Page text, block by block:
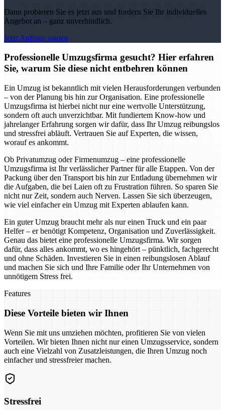
Dann probieren Sie es jetzt aus und fordern Sie Ihr individuelles
Angebot an – ganz unverbindlich.
Jetzt Anfrage starten
Professionelle Umzugsfirma gesucht? Hier erfahren
Sie, warum Sie diese nicht entbehren können
Ein Umzug ist bekanntlich mit vielen Herausforderungen verbunden
– von der Planung bis hin zur Organisation. Eine professionelle
Umzugsfirma ist hierbei nicht nur eine wertvolle Unterstützung,
sondern oft auch unverzichtbar. Mit fundiertem Know-how und
jahrelanger Erfahrung sorgen wir dafür, dass Ihr Umzug reibungslos
und stressfrei abläuft. Vertrauen Sie auf Experten, die wissen,
worauf es ankommt.
Ob Privatumzug oder Firmenumzug – eine professionelle
Umzugsfirma ist Ihr verlässlicher Partner für alle Etappen. Von der
Packung über den Transport bis hin zur Entladung übernehmen wir
die Aufgaben, die bei Laien oft zu Frustration führen. So sparen Sie
nicht nur Zeit, sondern auch Nerven. Lassen Sie sich überzeugen,
wie viel einfacher ein Umzug mit Experten ablaufen kann.
Ein guter Umzug braucht mehr als nur einen Truck und ein paar
Helfer – er benötigt Kompetenz, Organisation und Zuverlässigkeit.
Genau das bietet eine professionelle Umzugsfirma. Wir sorgen
dafür, dass alles ankommt, wo es hingehört – pünktlich, fachgerecht
und ohne Schäden. Investieren Sie in einen reibungslosen Ablauf
und machen Sie sich und Ihre Familie oder Ihr Unternehmen von
unnötigem Stress frei.
Features
Diese Vorteile bieten wir Ihnen
Wenn Sie mit uns umziehen möchten, profitieren Sie von vielen
Vorteilen. Wir bieten Ihnen nicht nur einen Umzugsservice, sondern
auch eine Vielzahl von Zusatzleistungen, die Ihren Umzug noch
einfacher und stressfreier machen.
Stressfrei